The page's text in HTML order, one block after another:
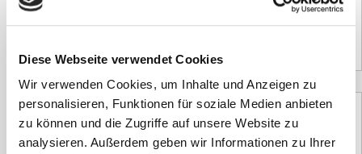
Diese Webseite verwendet Cookies
Wir verwenden Cookies, um Inhalte und Anzeigen zu
personalisieren, Funktionen für soziale Medien anbieten
zu können und die Zugriffe auf unsere Website zu
analysieren. Außerdem geben wir Informationen zu Ihrer